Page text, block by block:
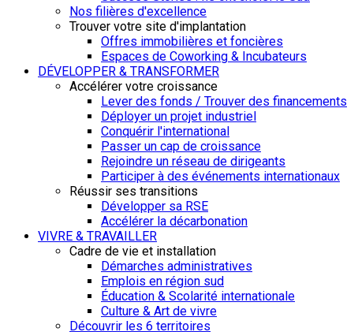
Nos filières d'excellence
Trouver votre site d'implantation
Offres immobilières et foncières
Espaces de Coworking & Incubateurs
DÉVELOPPER & TRANSFORMER
Accélérer votre croissance
Lever des fonds / Trouver des financements
Déployer un projet industriel
Conquérir l'international
Passer un cap de croissance
Rejoindre un réseau de dirigeants
Participer à des événements internationaux
Réussir ses transitions
Développer sa RSE
Accélérer la décarbonation
VIVRE & TRAVAILLER
Cadre de vie et installation
Démarches administratives
Emplois en région sud
Éducation & Scolarité internationale
Culture & Art de vivre
Découvrir les 6 territoires